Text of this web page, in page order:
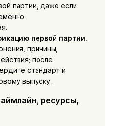
партии, даже если
первой партии.
причины,
после
стандарт и
выпуску.
ресурсы,